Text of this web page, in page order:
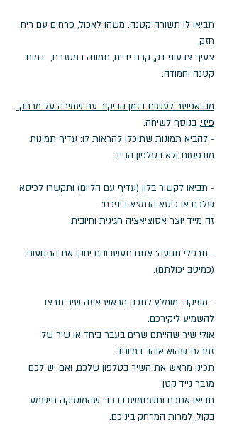
תביאו לו תשורה קטנה: משהו לאכול, פרחים עם ריח
חזק,
צעיף צבעוני דק, קרם ידיים, תמונה במסגרת,  דמות
קטנה וחמודה.
מה אפשר לעשות בזמן הביקור עם שמירה על מרחק
פיזי, בנוסף לשיחה:
- להביא תמונות שתוכלו להראות לו: עדיף תמונות
מודפסות ולא בטלפון הנייד.
- תביאו לקשור בלון (עדיף עם הליום) ותקשרו לכיסא
שלכם או כיסא הנמצא ביניכם:
זה מייד יוצר אסוציאציה חגיגית וחיובית.
- תרגילי תנועה: אתם תעשו והם יחקו את התנועות
(כמיטב יכולתם).
- מוזיקה: מומלץ לתכנן מראש איזה שיר תרצו
להשמיע ליקירכם.
אולי שיר שהייתם שרים בעבר ביחד או שיר של
זמר/ת שהוא אוהב במיוחד.
תכינו מראש את השיר בטלפון שלכם, ואם יש לכם
מגבר נייד קטן,
תביאו אתכם ותשתמשו בו כדי שהמוסיקה תישמע
בקול, למרות המרחק ביניכם.